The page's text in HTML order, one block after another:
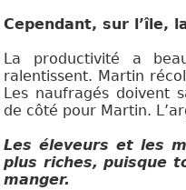
Cependant, sur l’île,
La productivité a
ralentissent. Martin
Les naufragés doivent
de côté pour Martin.
Les éleveurs et les
plus riches, puisque
manger.